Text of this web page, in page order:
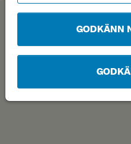
GODKÄNN